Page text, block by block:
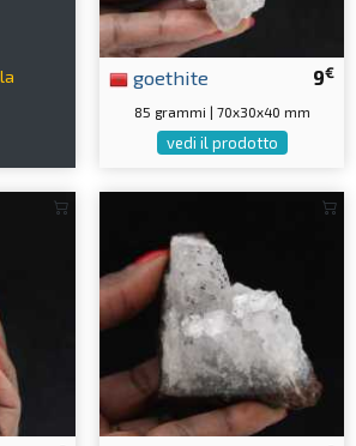
9€
goethite
85 grammi | 70x30x40 mm
vedi il prodotto